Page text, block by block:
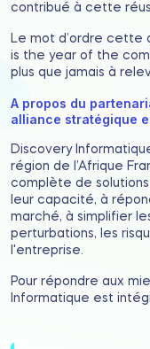
contribué à cette
Le mot d’ordre cette
is the year of the
plus que jamais à
A propos du
alliance stratégique
Discovery
région de l’Afrique
complète de
leur capacité, à
marché, à simplifier
perturbations, les
l'entreprise.
Pour répondre aux
Informatique est